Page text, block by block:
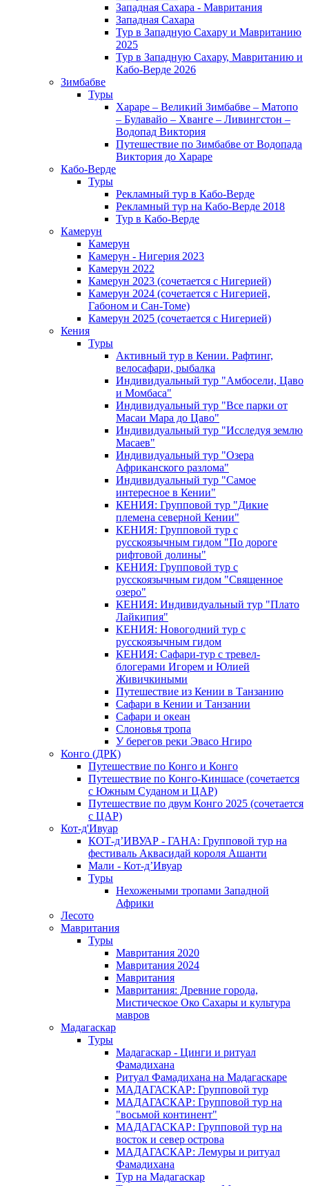
Западная Сахара - Мавритания
Западная Сахара
Тур в Западную Сахару и Мавританию
2025
Тур в Западную Сахару, Мавританию и
Кабо-Верде 2026
Зимбабве
Туры
Хараре – Великий Зимбабве – Матопо
– Булавайо – Хванге – Ливингстон –
Водопад Виктория
Путешествие по Зимбабве от Водопада
Виктория до Хараре
Кабо-Верде
Туры
Рекламный тур в Кабо-Верде
Рекламный тур на Кабо-Верде 2018
Тур в Кабо-Верде
Камерун
Камерун
Камерун - Нигерия 2023
Камерун 2022
Камерун 2023 (сочетается с Нигерией)
Камерун 2024 (сочетается с Нигерией,
Габоном и Сан-Томе)
Камерун 2025 (сочетается с Нигерией)
Кения
Туры
Активный тур в Кении. Рафтинг,
велосафари, рыбалка
Индивидуальный тур "Амбосели, Цаво
и Момбаса"
Индивидуальный тур "Все парки от
Масаи Мара до Цаво"
Индивидуальный тур "Исследуя землю
Масаев"
Индивидуальный тур "Озера
Африканского разлома"
Индивидуальный тур "Самое
интересное в Кении"
КЕНИЯ: Групповой тур "Дикие
племена северной Кении"
КЕНИЯ: Групповой тур с
русскоязычным гидом "По дороге
рифтовой долины"
КЕНИЯ: Групповой тур с
русскоязычным гидом "Священное
озеро"
КЕНИЯ: Индивидуальный тур "Плато
Лайкипия"
КЕНИЯ: Новогодний тур с
русскоязычным гидом
КЕНИЯ: Сафари-тур с тревел-
блогерами Игорем и Юлией
Живичкиными
Путешествие из Кении в Танзанию
Сафари в Кении и Танзании
Сафари и океан
Слоновья тропа
У берегов реки Эвасо Нгиро
Конго (ДРК)
Путешествие по Конго и Конго
Путешествие по Конго-Киншасе (сочетается
с Южным Суданом и ЦАР)
Путешествие по двум Конго 2025 (сочетается
с ЦАР)
Кот-д'Ивуар
КОТ-д’ИВУАР - ГАНА: Групповой тур на
фестиваль Аквасидай короля Ашанти
Мали - Кот-д’Ивуар
Туры
Нехожеными тропами Западной
Африки
Лесото
Мавритания
Туры
Мавритания 2020
Мавритания 2024
Мавритания
Мавритания: Древние города,
Мистическое Око Сахары и культура
мавров
Мадагаскар
Туры
Мадагаскар - Цинги и ритуал
Фамадихана
Ритуал Фамадихана на Мадагаскаре
МАДАГАСКАР: Групповой тур
МАДАГАСКАР: Групповой тур на
"восьмой континент"
МАДАГАСКАР: Групповой тур на
восток и север острова
МАДАГАСКАР: Лемуры и ритуал
Фамадихана
Тур на Мадагаскар